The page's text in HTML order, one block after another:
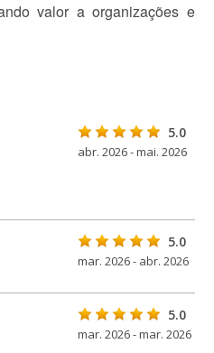
valor a organizações e
5.0
abr. 2026 - mai. 2026
5.0
mar. 2026 - abr. 2026
5.0
mar. 2026 - mar. 2026